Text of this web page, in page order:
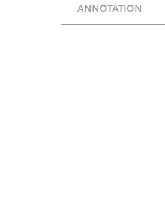
ANNOTATION